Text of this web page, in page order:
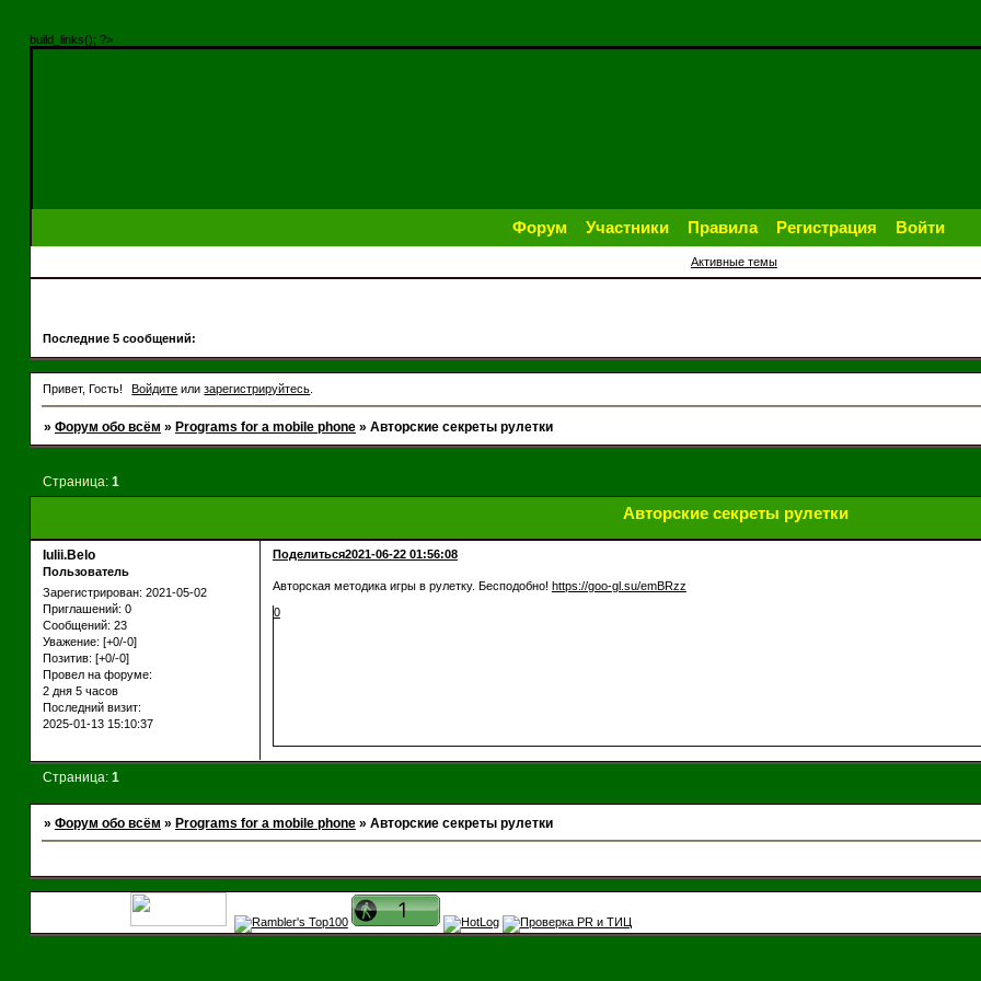
build_links(); ?>
Форум Участники Правила Регистрация Войти
Активные темы
Последние 5 сообщений:
Привет, Гость! Войдите илизарегистрируйтесь.
» Форум обо всём » Programs for a mobile phone » Авторские секреты рулетки
Авторские секреты рулетки
Страница: 1
Поделиться2021-06-22 01:56:08
Iulii.Belo
Пользователь
Зарегистрирован: 2021-05-02
Приглашений: 0
Сообщений: 23
Уважение: [+0/-0]
Позитив: [+0/-0]
Провел на форуме:
2 дня 5 часов
Последний визит:
2025-01-13 15:10:37
Авторская методика игры в рулетку. Бесподобно! https://goo-gl.su/emBRzz
0
Страница: 1
» Форум обо всём » Programs for a mobile phone » Авторские секреты рулетки